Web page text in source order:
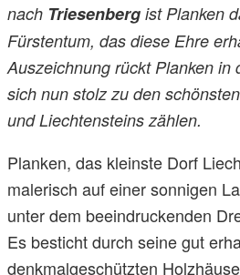
nach Triesenberg ist Planken
Fürstentum, das diese Ehre
Auszeichnung rückt Planken in
sich nun stolz zu den
und Liechtensteins zählen.
Planken, das kleinste Dorf
malerisch auf einer sonnigen
unter dem beeindruckenden
Es besticht durch seine gut
denkmalgeschützten